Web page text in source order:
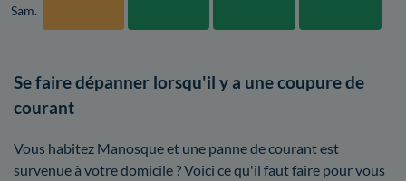
Sam.
Se faire dépanner lorsqu'il y a une coupure de
courant
Vous habitez Manosque et une panne de courant est
survenue à votre domicile ? Voici ce qu'il faut faire pour vous